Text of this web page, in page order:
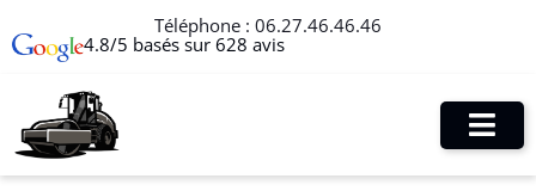
Téléphone : 06.27.46.46.46
4.8/5 basés sur 628 avis